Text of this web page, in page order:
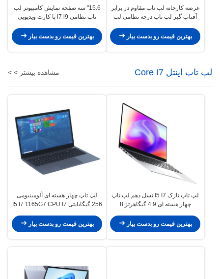
عرضه کارخانه لپ تاپ مقاوم در برابر
آفتاب گیر لپ تاپ درجه نظامی لپ
قاب آلیاژ آلومینیوم
بهترین قیمت رو بدست بیار
15.6" سه صفحه نمایش کامپیوتر لپ
تاپ نظامی i7 i9 با کارت ویدیویی
تاپ مقاوم
بهترین قیمت رو بدست بیار
لپ تاپ اینتل Core I7 مشاهده بیشتر > >
لپ تاپ نازک I5 I7 نسل دهم لپ تاپ
چهار هسته ای 4.9 گیگاهرتز 8
گیگابایت SSD HDD 1 ترابایت
اختیاری
بهترین قیمت رو بدست بیار
لپ تاپ چهار هسته ای آلومینیومی
256 گیگابایتی I5 I7 1165G7 CPU I7
بهترین قیمت رو بدست بیار